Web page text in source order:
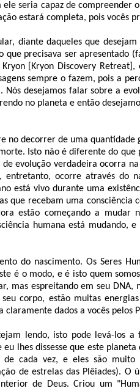
seria capaz de compreender
estará completa, pois vocês
diante daqueles que
precisava ser apresentado
[Kryon Discovery Retreat],
sempre o fazem, pois a
desejamos falar sobre a
no planeta e então
no decorrer de uma quantidade
Isto não é diferente do
evolução verdadeira ocorra
entretanto, ocorre através do
está vivo durante uma
que recebam uma consciência
estão começando a mudar
humana está mudando,
do nascimento. Os Seres
é o modo, e é isto quem
mas espreitando em seu DNA,
corpo, estão muitas
dados a vocês pelos
lendo, isto pode levá-los
lhes dissesse que este
de cada vez, e eles são
de estrelas das Plêiades). O
de Deus. Criou um